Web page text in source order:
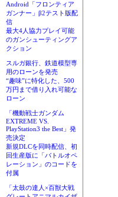
Android「フロンティア
ガンナー」β2テスト版配
信
最大4人協力プレイ可能
のガンシューティングア
クション
スルガ銀行、鉄道模型専
用のローンを発売
“趣味”に特化した、500
万円まで借り入れ可能な
ローン
「機動戦士ガンダム
EXTREME VS.
PlayStation3 the Best」発
売決定
新規DLCを同時配信、初
回生産版に「バトルオペ
レーション」のコードを
付属
「太鼓の達人×百獣大戦